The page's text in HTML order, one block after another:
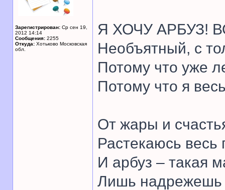
Зарегистрирован: Ср сен 19,
2012 14:14
Сообщения: 2255
Откуда: Хотьково Московская
обл.
Я ХОЧУ АРБУЗ!
Необъятный, с
Потому что уже
Потому что я
От жары и
Растекаюсь весь
И арбуз – такая
Лишь надрежешь